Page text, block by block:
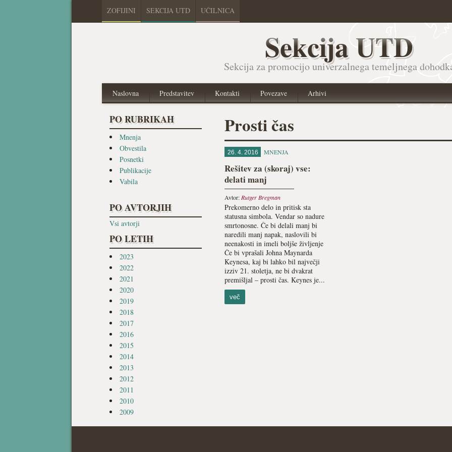
ZOFIJINI SEKCIJA UTD UČILNICA
Sekcija UTD
Sekcija za promocijo univerzalnega temeljnega
Naslovna Predstavitev Kontakti Povezave Arhivi
PO RUBRIKAH
Mnenja
Obvestila
Posnetki
Publikacije
Vabila
PO AVTORJIH
Vsi avtorji
PO LETIH
2023
2022
2021
2020
2019
2018
2017
2016
2015
2014
2013
2012
2011
2010
2009
Prosti čas
26. 4. 2016 MNENJA
Rešitev za (skoraj) vse:
delati manj
Avtor: Rutger Bregman
Prekomerno delo in pritisk sta
statusna simbola. Vendar so nadure
smrtonosne. Če bi delali manj bi
naredili manj napak, naslovili bi
neenakosti in imeli boljše življenje
Če bi vprašali Johna Maynarda
Keynesa, kaj bi lahko bil največji
izziv 21. stoletja, ne bi dvakrat
premišljal – prosti čas. Keynes je...
več